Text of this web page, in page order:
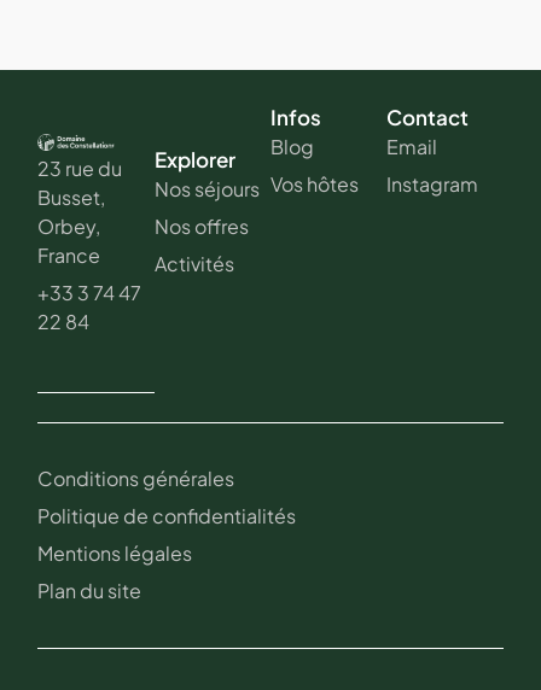
23 rue du
Busset,
Orbey,
France
+33 3 74 47
22 84
Explorer
Nos séjours
Nos offres
Activités
Infos
Blog
Vos hôtes
Contact
Email
Instagram
Conditions générales
Politique de confidentialités
Mentions légales
Plan du site